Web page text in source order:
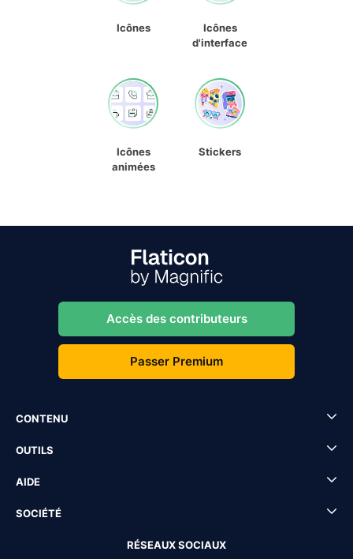
Icônes
Icônes
d'interface
Icônes
animées
Stickers
Accès des contributeurs
Passer Premium
CONTENU
OUTILS
AIDE
SOCIÉTÉ
RÉSEAUX SOCIAUX